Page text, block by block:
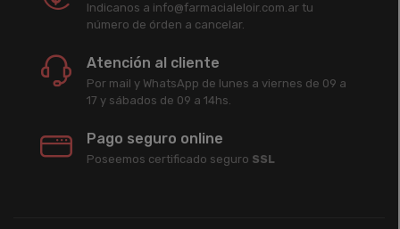
Indicanos a info@farmacialeloir.com.ar tu
número de órden a cancelar.
Atención al cliente
Por mail y WhatsApp de lunes a viernes de 09 a
17 y sábados de 09 a 14hs.
Pago seguro online
Poseemos certificado seguro SSL